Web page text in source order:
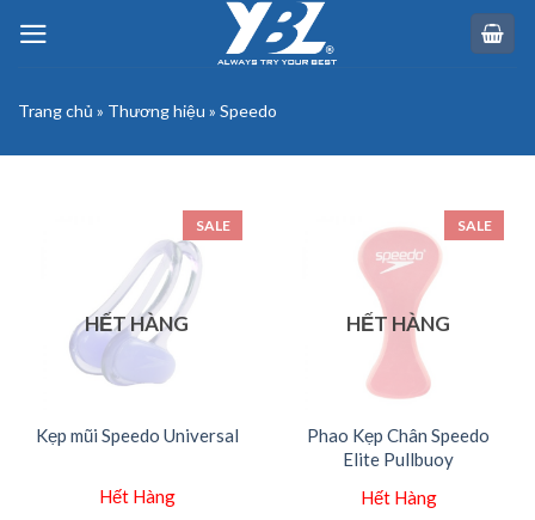
Trang chủ » Thương hiệu » Speedo
SALE
HẾT HÀNG
Kẹp mũi Speedo Universal
Hết Hàng
SALE
HẾT HÀNG
Phao Kẹp Chân Speedo
Elite Pullbuoy
Hết Hàng